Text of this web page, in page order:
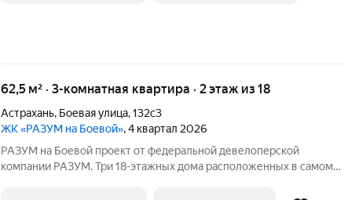
62,5 м² · 3-комнатная квартира · 2 этаж из 18
Астрахань, Боевая улица,132с3
ЖК «РАЗУМ на Боевой», 4 квартал 2026
РАЗУМ на Боевой проект от федеральной девелоперской
компании РАЗУМ. Три 18-этажных дома расположенных в самом